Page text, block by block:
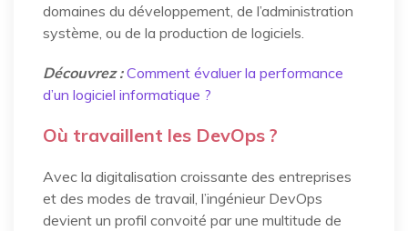
domaines du développement, de l’administration
système, ou de la production de logiciels.
Découvrez : Comment évaluer la performance
d’un logiciel informatique ?
Où travaillent les DevOps ?
Avec la digitalisation croissante des entreprises
et des modes de travail, l’ingénieur DevOps
devient un profil convoité par une multitude de